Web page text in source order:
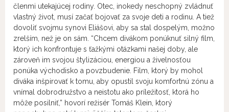
členmi utekajúcej rodiny. Otec, inokedy neschopný zvládnuť
vlastný život, musí začať bojovať za svoje deti a rodinu. A tiež
dovoliť svojmu synovi Eliášovi, aby sa stal dospelým, možno
zrelším, než je on sám. “Chcem divákom ponúknuť silný film,
ktorý ich konfrontuje s ťažkými otázkami našej doby, ale
zároveň im svojou štylizáciou, energiou a živelnosťou
ponúka východisko a povzbudenie. Film, ktorý by mohol
diváka inšpirovať k tomu, aby opustil svoju komfortnú zónu a
vnímal dobrodružstvo a neistotu ako príležitosť, ktorá ho
môže posilniť,” hovorí režisér Tomáš Klein, ktorý